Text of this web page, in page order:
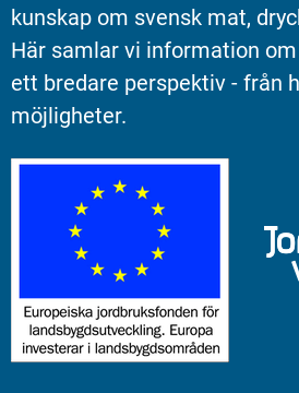
kunskap om svensk mat,
Här samlar vi information
ett bredare perspektiv - från
möjligheter.